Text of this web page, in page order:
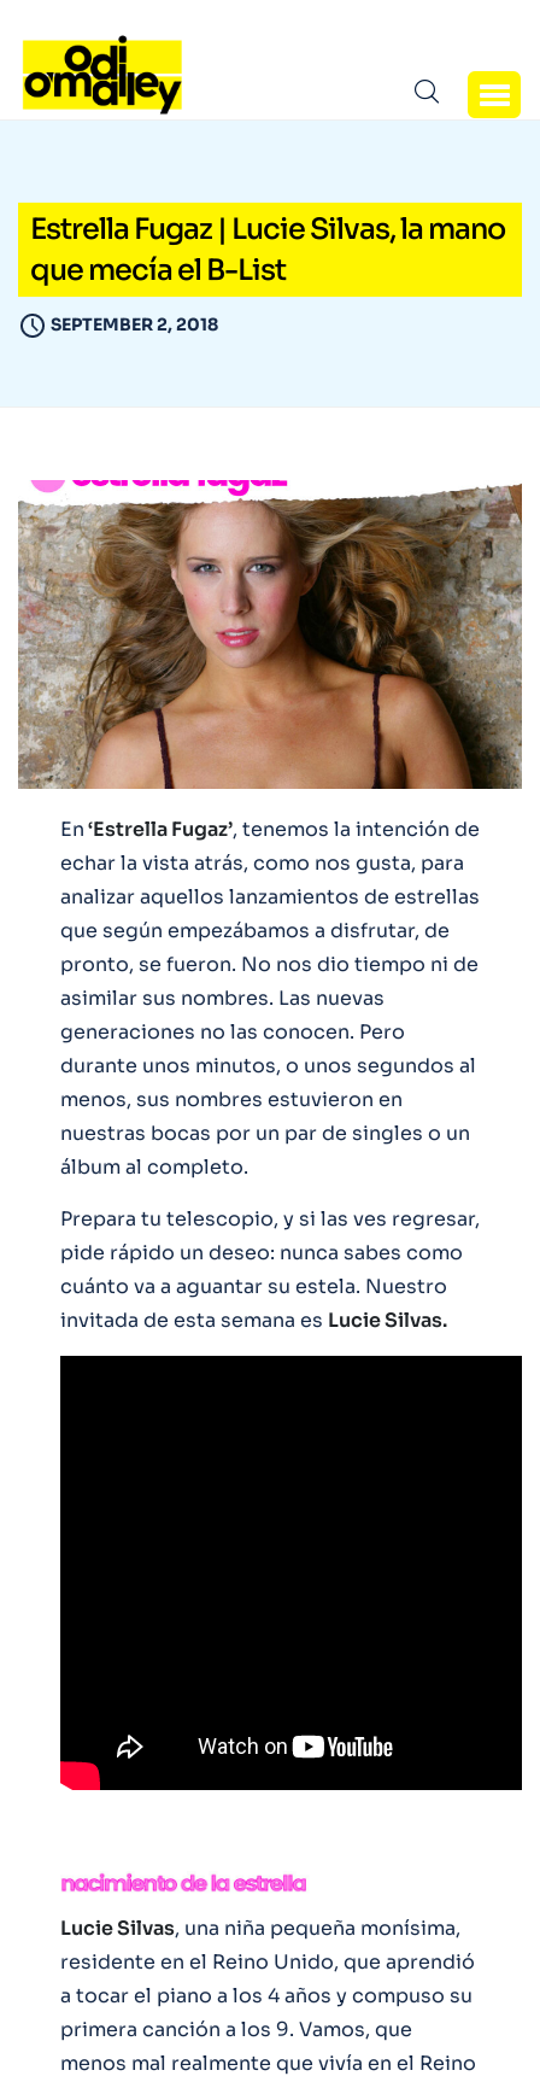
Estrella Fugaz | Lucie Silvas, la mano
que mecía el B-List
SEPTEMBER 2, 2018
En‘Estrella Fugaz’, tenemos la intención de
echar la vista atrás, como nos gusta, para
analizar aquellos lanzamientos de estrellas
que según empezábamos a disfrutar, de
pronto, se fueron. No nos dio tiempo ni de
asimilar sus nombres. Las nuevas
generaciones no las conocen. Pero
durante unos minutos, o unos segundos al
menos, sus nombres estuvieron en
nuestras bocas por un par de singles o un
álbum al completo.
Prepara tu telescopio, y si las ves regresar,
pide rápido un deseo: nunca sabes como
cuánto va a aguantar su estela. Nuestro
invitada de esta semana es Lucie Silvas.
Lucie Silvas, una niña pequeña monísima,
residente en el Reino Unido, que aprendió
a tocar el piano a los 4 años y compuso su
primera canción a los 9. Vamos, que
menos mal realmente que vivía en el Reino